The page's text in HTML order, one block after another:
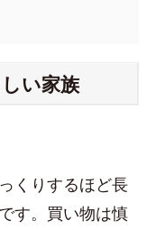
い家族
くりするほど長
す。買い物は慎